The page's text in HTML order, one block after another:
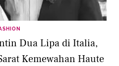
Dua Lipa di Italia,
Kemewahan Haute